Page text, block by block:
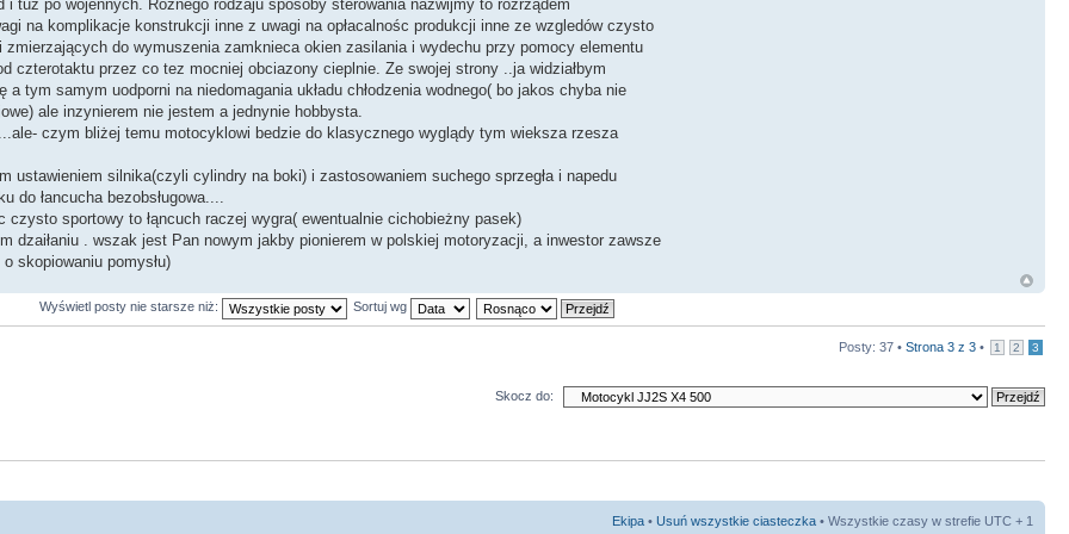
po wojennych. Roznego rodzaju sposoby sterowania nazwijmy to rozrządem
na komplikacje konstrukcji inne z uwagi na opłacalnośc produkcji inne ze wzgledów czysto
do wymuszenia zamknieca okien zasilania i wydechu przy pomocy elementu
przez co tez mocniej obciazony cieplnie. Ze swojej strony ..ja widziałbym
tym samym uodporni na niedomagania układu chłodzenia wodnego( bo jakos chyba nie
ale inzynierem nie jestem a jednynie hobbysta.
czym bliżej temu motocyklowi bedzie do klasycznego wyglądy tym wieksza rzesza
ustawieniem silnika(czyli cylindry na boki) i zastosowaniem suchego sprzegła i napedu
łancucha bezobsługowa....
sportowy to łąncuch raczej wygra( ewentualnie cichobieżny pasek)
. wszak jest Pan nowym jakby pionierem w polskiej motoryzacji, a inwestor zawsze
skopiowaniu pomysłu)
Wyświetl posty nie starsze niż: Sortuj wg
Posty: 37 • Strona 3 z 3 • 1 2 3
Skocz do:
Ekipa • Usuń wszystkie ciasteczka • Wszystkie czasy w strefie UTC + 1